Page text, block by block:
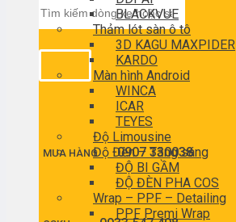
kiếm:
MUA HÀNG0907 330038
BLACKVUE
Thảm lót sàn ô tô
3D KAGU MAXPIDER
KARDO
Màn hình Android
WINCA
ICAR
TEYES
Độ Limousine
Độ Đèn – Tăng sáng
ĐỘ BI GẦM
ĐỘ ĐÈN PHA COS
Wrap – PPF – Detailing
PPF Premi Wrap